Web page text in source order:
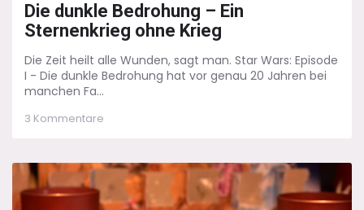
Die dunkle Bedrohung – Ein
Sternenkrieg ohne Krieg
Die Zeit heilt alle Wunden, sagt man. Star Wars: Episode
I - Die dunkle Bedrohung hat vor genau 20 Jahren bei
manchen Fa...
3 Kommentare
Bedrohung
Sternenkrieg